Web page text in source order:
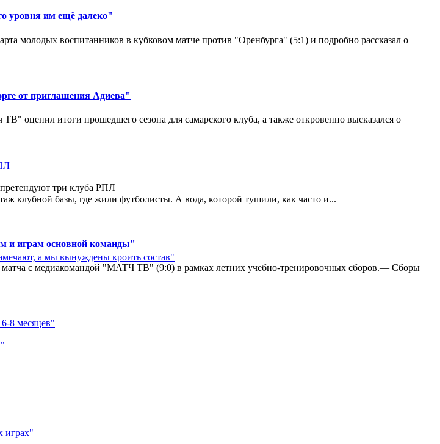
уровня им ещё далеко"
молодых воспитанников в кубковом матче против "Оренбурга" (5:1) и подробно рассказал о
от приглашения Адиева"
оценил итоги прошедшего сезона для самарского клуба, а также откровенно высказался о
клубной базы, где жили футболисты. А вода, которой тушили, как часто и...
и играм основной команды"
матча с медиакомандой "МАТЧ ТВ" (9:0) в рамках летних учебно-тренировочных сборов.— Сборы
три клуба РПЛ
а мы вынуждены кроить состав"
8 месяцев"
играх"